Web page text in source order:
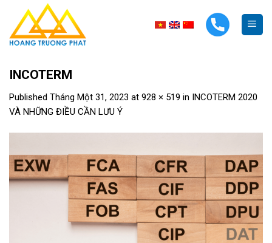
content
INCOTERM
Published Tháng Một 31, 2023 at 928 × 519 in INCOTERM 2020
VÀ NHỮNG ĐIỀU CẦN LƯU Ý